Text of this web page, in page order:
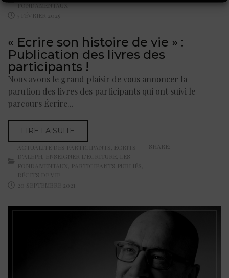
FONDAMENTAUX
5 FÉVRIER 2025
« Ecrire son histoire de vie » :
Publication des livres des
participants !
Nous avons le grand plaisir de vous annoncer la
parution des livres des participants qui ont suivi le
parcours Écrire...
LIRE LA SUITE
ACTUALITÉ DES PARTICIPANTS, ÉCRITS
D'ALEPH, ENSEIGNER L'ÉCRITURE , LES
FONDAMENTAUX, PARTICIPANTS PUBLIÉS,
RÉCITS DE VIE
20 SEPTEMBRE 2021
SHARE: